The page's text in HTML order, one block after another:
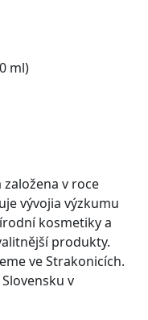
ml)
založena v roce
vývojia výzkumu
kosmetiky a
produkty.
ve Strakonicích.
v